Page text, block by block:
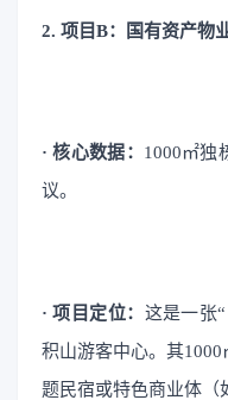
2. 项目B：国有资产物
· 核心数据： 1000㎡独
议。
· 项目定位： 这是一张
积山游客中心。其
题民宿或特色商业体（